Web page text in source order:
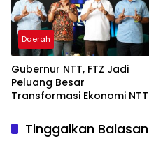
Daerah
Gubernur NTT, FTZ Jadi
Peluang Besar
Transformasi Ekonomi NTT
Tinggalkan Balasan